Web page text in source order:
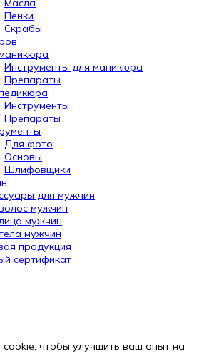
Масла
Пенки
Скрабы
Инструменты для маникюра
Препараты
Инструменты
Препараты
Для фото
Основы
Шлифовщики
для мужчин
мужчин
мужчин
мужчин
продукция
сертификат
чтобы улучшить ваш опыт на